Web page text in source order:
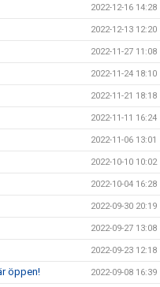
2022-12-16 14:28
2022-12-13 12:20
2022-11-27 11:08
2022-11-24 18:10
2022-11-21 18:18
2022-11-11 16:24
2022-11-06 13:01
2022-10-10 10:02
2022-10-04 16:28
2022-09-30 20:19
2022-09-27 13:08
2022-09-23 12:18
öppen! 2022-09-08 16:39